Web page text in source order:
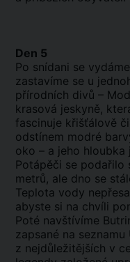
Den 5
Po snídani se
zastavíme se u
přírodních divů –
krasová jeskyně,
fascinuje křišťálově
odstínem modré
oko – a jeho hloubka
Potápěči se
metrů, ale dno se
Teplota vody
abyste si na chvíli
Poté navštívíme
zapsané na
z nejdůležitějších v